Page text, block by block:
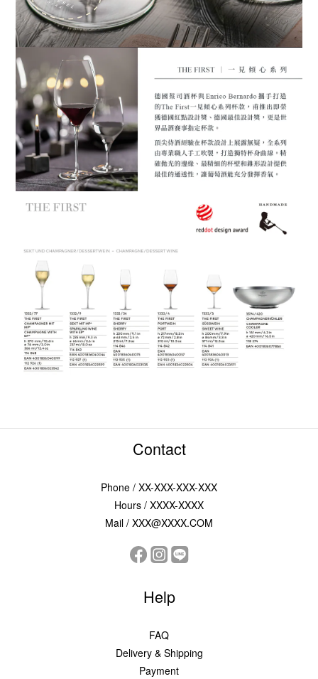
Contact
Phone / XX-XXX-XXX-XXX
Hours / XXXX-XXXX
Mail / XXX@XXXX.COM
Help
FAQ
Delivery & Shipping
Payment